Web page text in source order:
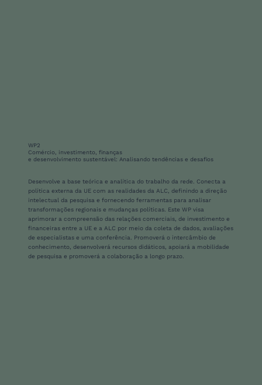
WP2
Comércio, investimento, finanças
e desenvolvimento sustentável: Analisando tendências e desafios
Desenvolve a base teórica e analítica do trabalho da rede. Conecta a
política externa da UE com as realidades da ALC, definindo a direção
intelectual da pesquisa e fornecendo ferramentas para analisar
transformações regionais e mudanças políticas. Este WP visa
aprimorar a compreensão das relações comerciais, de investimento e
financeiras entre a UE e a ALC por meio da coleta de dados, avaliações
de especialistas e uma conferência. Promoverá o intercâmbio de
conhecimento, desenvolverá recursos didáticos, apoiará a mobilidade
de pesquisa e promoverá a colaboração a longo prazo.